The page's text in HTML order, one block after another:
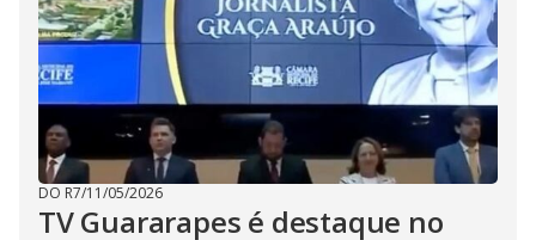
DO R7/11/05/2026
TV Guararapes é destaque no